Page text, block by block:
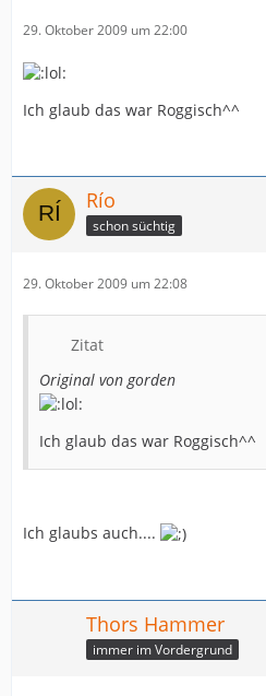
29. Oktober 2009 um 22:00
Ich glaub das war Roggisch^^
Río
schon süchtig
29. Oktober 2009 um 22:08
Zitat
Original von gorden
Ich glaub das war Roggisch^^
Ich glaubs auch....
Thors Hammer
immer im Vordergrund